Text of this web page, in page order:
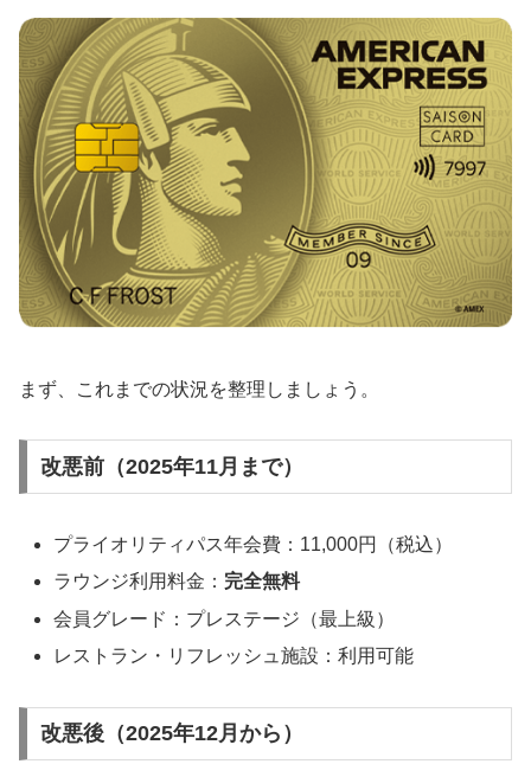
まず、これまでの状況を整理しましょう。
改悪前（2025年11月まで）
プライオリティパス年会費：11,000円（税込）
ラウンジ利用料金： 完全無料
会員グレード：プレステージ（最上級）
レストラン・リフレッシュ施設：利用可能
改悪後（2025年12月から）